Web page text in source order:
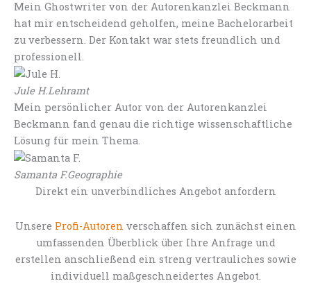
Mein Ghostwriter von der Autorenkanzlei Beckmann
hat mir entscheidend geholfen, meine Bachelorarbeit
zu verbessern. Der Kontakt war stets freundlich und
professionell.
Jule H.Lehramt
Mein persönlicher Autor von der Autorenkanzlei
Beckmann fand genau die richtige wissenschaftliche
Lösung für mein Thema.
Samanta F.Geographie
Direkt ein unverbindliches Angebot anfordern
Unsere Profi-Autoren verschaffen sich zunächst einen
umfassenden Überblick über Ihre Anfrage und
erstellen anschließend ein streng vertrauliches sowie
individuell maßgeschneidertes Angebot.